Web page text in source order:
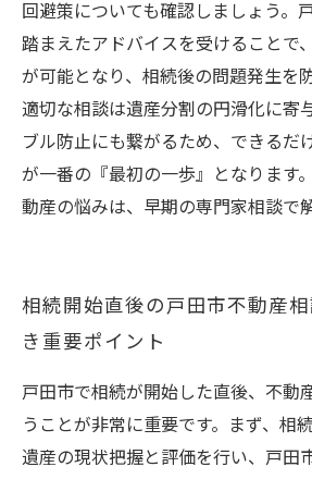
回避策についても確認しましょう。
踏まえたアドバイスを受けることで
が可能となり、相続後の問題発生を
適切な相談は遺産分割の円滑化に寄
ブル防止にも繋がるため、できるだ
が一番の『最初の一歩』となります
動産の悩みは、早期の専門家相談で
相続開始直後の戸田市不動産
き重要ポイント
戸田市で相続が開始した直後、不動
うことが非常に重要です。まず、相
遺産の現状把握と評価を行い、戸田